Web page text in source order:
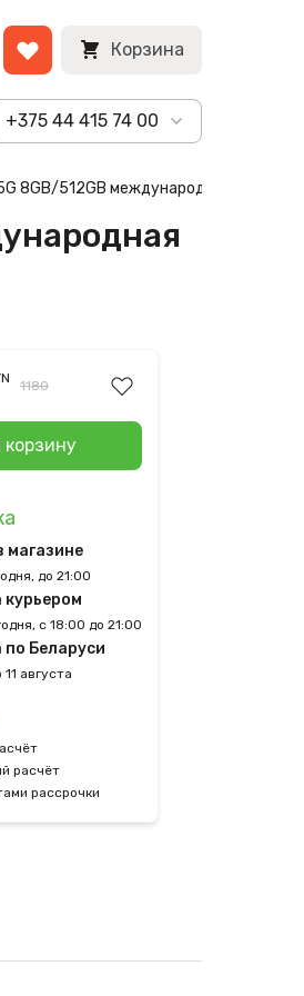
Корзина
+375 44 415 74 00
8GB/512GB международная версия
1180
корзину
магазине
до 21:00
курьером
с 18:00 до 21:00
Беларуси
августа
расчёт
рассрочки